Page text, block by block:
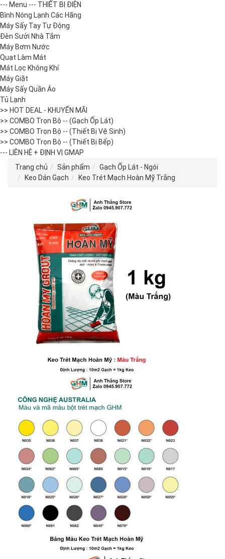
--- Menu --- THIẾT BỊ ĐIỆN
Bình Nóng Lạnh Các Hãng
Máy Sấy Tay Tự Động
Đèn Sưởi Nhà Tắm
Máy Bơm Nước
Quạt Làm Mát
Mát Lọc Không Khí
Máy Giặt
Máy Sấy Quần Áo
Tủ Lạnh
>> HOT DEAL - KHUYẾN MÃI
>> COMBO Trọn Bộ -- (Gạch Ốp Lát)
>> COMBO Trọn Bộ -- (Thiết Bị Vệ Sinh)
>> COMBO Trọn Bộ -- (Thiết Bị Bếp)
--- LIÊN HỆ + ĐỊNH VỊ GMAP
Trang chủ
Sản phẩm
Gạch Ốp Lát - Ngói
Keo Dán Gạch
Keo Trét Mạch Hoàn Mỹ Trắng